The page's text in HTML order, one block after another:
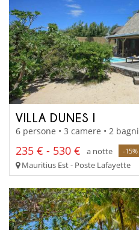
VILLA DUNES I
6 persone • 3 camere • 2 bagni
235 € - 530 € a notte -15%
Mauritius Est - Poste Lafayette